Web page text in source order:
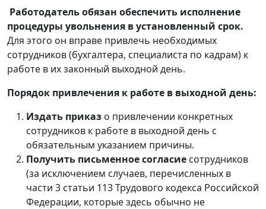
Работодатель обязан обеспечить исполнение
процедуры увольнения в установленный срок.
Для этого он вправе привлечь необходимых
сотрудников (бухгалтера, специалиста по кадрам) к
работе в их законный выходной день.
Порядок привлечения к работе в выходной день:
Издать приказ о привлечении конкретных
сотрудников к работе в выходной день с
обязательным указанием причины.
Получить письменное согласие сотрудников
(за исключением случаев, перечисленных в
части 3 статьи 113 Трудового кодекса Российской
Федерации, которые здесь обычно не